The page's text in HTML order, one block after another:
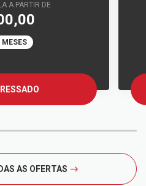
A PARTIR DE
MESES
AS OFERTAS